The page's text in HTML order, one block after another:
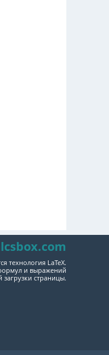
технология LaTeX.
и выражений
страницы.